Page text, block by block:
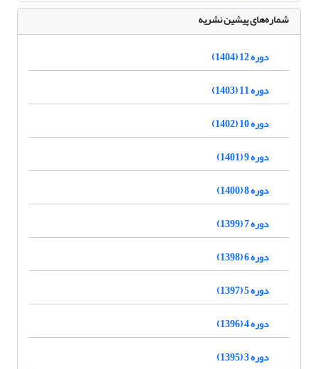
شماره‌های پیشین نشریه
دوره 12 (1404)
دوره 11 (1403)
دوره 10 (1402)
دوره 9 (1401)
دوره 8 (1400)
دوره 7 (1399)
دوره 6 (1398)
دوره 5 (1397)
دوره 4 (1396)
دوره 3 (1395)